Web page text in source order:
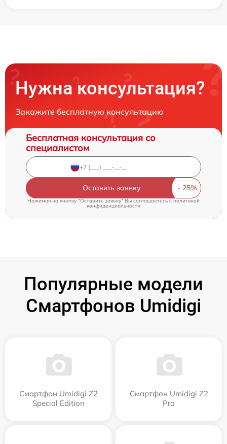
Нужна консультация?
Закажите бесплатную консультацию
Бесплатная консультация со
специалистом
Оставить заявку
Нажимая на кнопку "Оставить заявку" Вы соглашаетесь c политикой
конфиденциальности
Популярные модели
Смартфонов Umidigi
Смартфон Umidigi Z2
Special Edition
Смартфон Umidigi Z2
Pro